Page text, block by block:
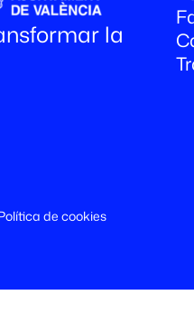
la
de cookies